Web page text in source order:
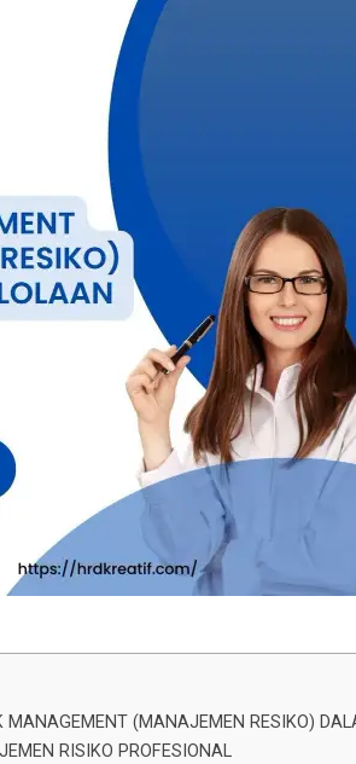
MANAGEMENT (MANAJEMEN RESIKO)
RISIKO PROFESIONAL